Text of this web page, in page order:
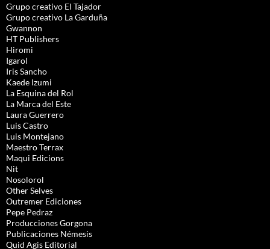
Grupo creativo El Tajador
Grupo creativo La Garduña
Gwannon
HT Publishers
Hiromi
Igarol
Iris Sancho
Kaede Izumi
La Esquina del Rol
La Marca del Este
Laura Guerrero
Luis Castro
Luis Montejano
Maestro Terrax
Maqui Edicions
Nit
Nosolorol
Other Selves
Outremer Ediciones
Pepe Pedraz
Producciones Gorgona
Publicaciones Némesis
Quid Agis Editorial